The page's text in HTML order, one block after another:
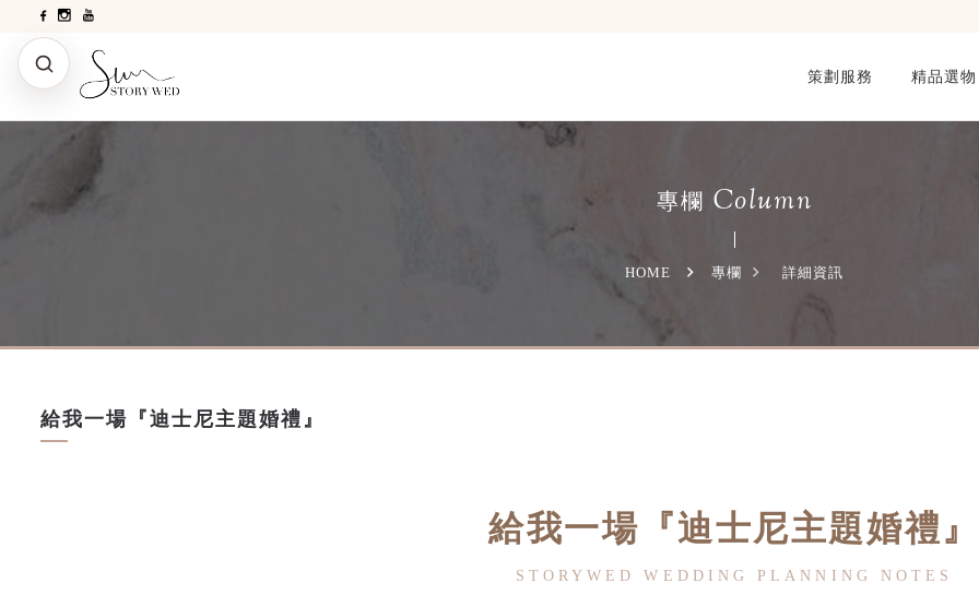
策劃服務 精品選物
專欄 Column
HOME 專欄 詳細資訊
給我一場『迪士尼主題婚禮』
給我一場『迪士尼主題婚禮』
STORYWED WEDDING PLANNING NOTES